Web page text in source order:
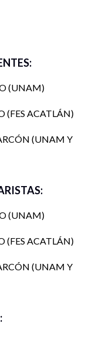
del
de sus
proyectos
en el marco
técnicas e
dentro
UNAM
FES ACATLÁN
UNAM Y
UNAM
FES ACATLÁN
UNAM Y